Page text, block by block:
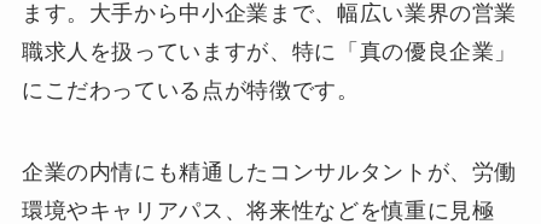
ます。大手から中小企業まで、幅広い業界の営業
職求人を扱っていますが、特に「真の優良企業」
にこだわっている点が特徴です。
企業の内情にも精通したコンサルタントが、労働
環境やキャリアパス、将来性などを慎重に見極